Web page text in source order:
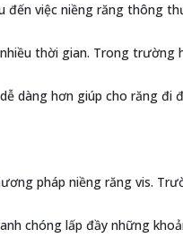
việc niềng răng thông
thời gian. Trong trường
dàng hơn giúp cho răng đi
pháp niềng răng vis.
chóng lấp đầy những